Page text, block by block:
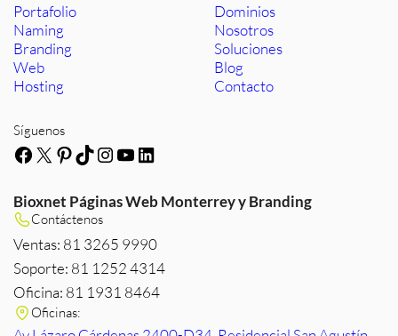
Portafolio
Naming
Branding
Web
Hosting
Dominios
Nosotros
Soluciones
Blog
Contacto
Síguenos
Facebook
X Pinterest
TikTok
Instagram
YouTube
LinkedIn
Bioxnet Páginas Web Monterrey y Branding
Contáctenos
Ventas: 81 3265 9990
Soporte: 81 1252 4314
Oficina: 81 1931 8464
Oficinas: